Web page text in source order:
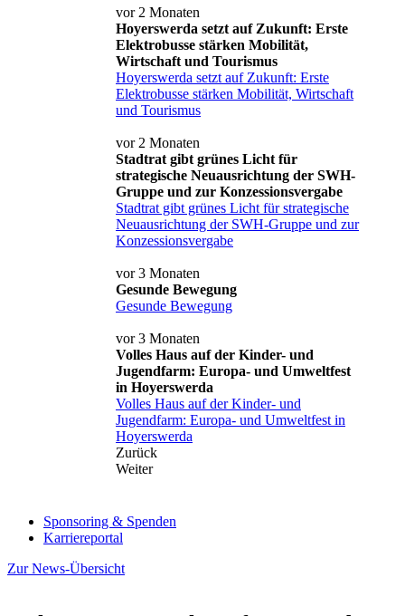
vor 2 Monaten
Hoyerswerda setzt auf Zukunft: Erste
Elektrobusse stärken Mobilität,
Wirtschaft und Tourismus
Hoyerswerda setzt auf Zukunft: Erste
Elektrobusse stärken Mobilität, Wirtschaft
und Tourismus
vor 2 Monaten
Stadtrat gibt grünes Licht für
strategische Neuausrichtung der SWH-
Gruppe und zur Konzessionsvergabe
Stadtrat gibt grünes Licht für strategische
Neuausrichtung der SWH-Gruppe und zur
Konzessionsvergabe
vor 3 Monaten
Gesunde Bewegung
Gesunde Bewegung
vor 3 Monaten
Volles Haus auf der Kinder- und
Jugendfarm: Europa- und Umweltfest
in Hoyerswerda
Volles Haus auf der Kinder- und
Jugendfarm: Europa- und Umweltfest in
Hoyerswerda
Zurück
Weiter
Sponsoring & Spenden
Karriereportal
Zur News-Übersicht